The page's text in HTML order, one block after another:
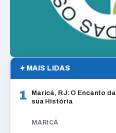
MAIS LIDAS
1
Maricá, RJ: O Encanto
sua História
MARICÁ